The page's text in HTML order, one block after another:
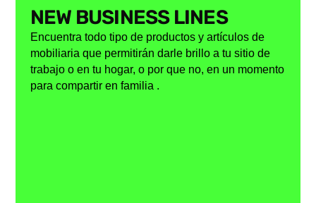
NEW BUSINESS LINES
Encuentra todo tipo de productos y artículos de
mobiliaria que permitirán darle brillo a tu sitio de
trabajo o en tu hogar, o por que no, en un momento
para compartir en familia .